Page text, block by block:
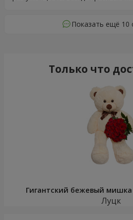
Показать ещё 10
Только что
Гигантский бежевый мишка
Луцк